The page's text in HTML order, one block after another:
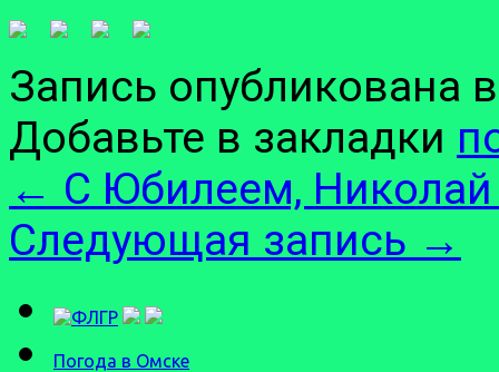
Запись опубликована
Добавьте в закладки
← С Юбилеем,
Следующая запись →
Погода в Омске